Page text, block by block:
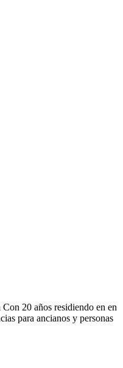
20 años residiendo en en
para ancianos y personas